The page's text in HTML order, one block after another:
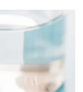
обложки
Как
шестерых
и как
сериала